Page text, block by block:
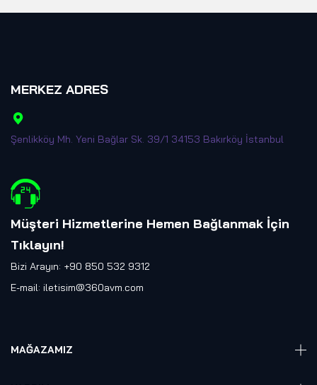
MERKEZ ADRES
Şenlikköy Mh. Yeni Bağlar Sk. 39/1 34153 Bakırköy İstanbul
Müşteri Hizmetlerine Hemen Bağlanmak İçin
Tıklayın!
Bizi Arayın: +90 850 532 9312
E-mail: iletisim@360avm.com
MAĞAZAMIZ